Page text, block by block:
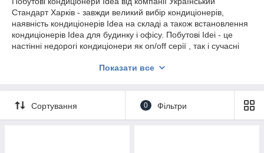
Стандарт Харків - завжди великий вибір кондиціонерів,
наявність кондиціонерів Idea на складі а також встановлення
кондиціонерів Idea для будинку і офісу. Побутові Idei - це
настінні недорогі кондиціонери як on/off серії , так і сучасні
кондиціонери кондиціонери мобільні. Заказывйте
Показати все
Сортування 0 Фільтри